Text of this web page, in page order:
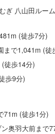
ぎ 八山田ルー
(徒歩7分)
まで1,041m (徒
徒歩14分)
歩9分)
71m (徒歩1分)
奥羽大前まで